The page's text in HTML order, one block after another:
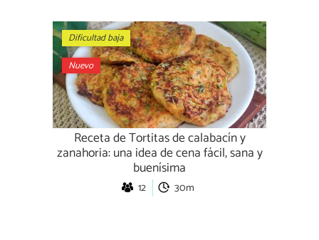
Dificultad baja
Nuevo
Receta de Tortitas de calabacín y
zanahoria: una idea de cena fácil, sana y
buenísima
12 30m